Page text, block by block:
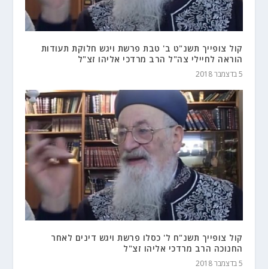
קול צופייך תשנ"ט ב' טבת פרשת ויגש חלוקת תעודות
הוראה לחיילי צה"ל הרב מרדכי אליהו זצ"ל
5 בדצמבר 2018
קול צופייך תשנ"ח ל' כסלו פרשת ויגש דינים לאחר
החנוכה הרב מרדכי אליהו זצ"ל
5 בדצמבר 2018